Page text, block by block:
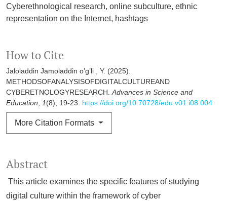
Cyberethnological research, online subculture, ethnic
representation on the Internet, hashtags
How to Cite
Jaloladdin Jamoladdin o’g’li , Y. (2025).
METHODSOFANALYSISOFDIGITALCULTUREAND
CYBERETNOLOGYRESEARCH.Advances in Science and
Education, 1(8), 19-23. https://doi.org/10.70728/edu.v01.i08.004
More Citation Formats
Abstract
This article examines the specific features of studying
digital culture within the framework of cyber